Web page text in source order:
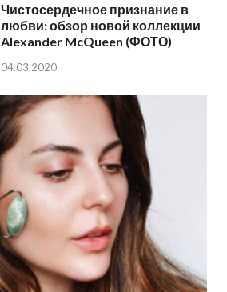
Чистосердечное признание в
любви: обзор новой коллекции
Alexander McQueen (ФОТО)
04.03.2020